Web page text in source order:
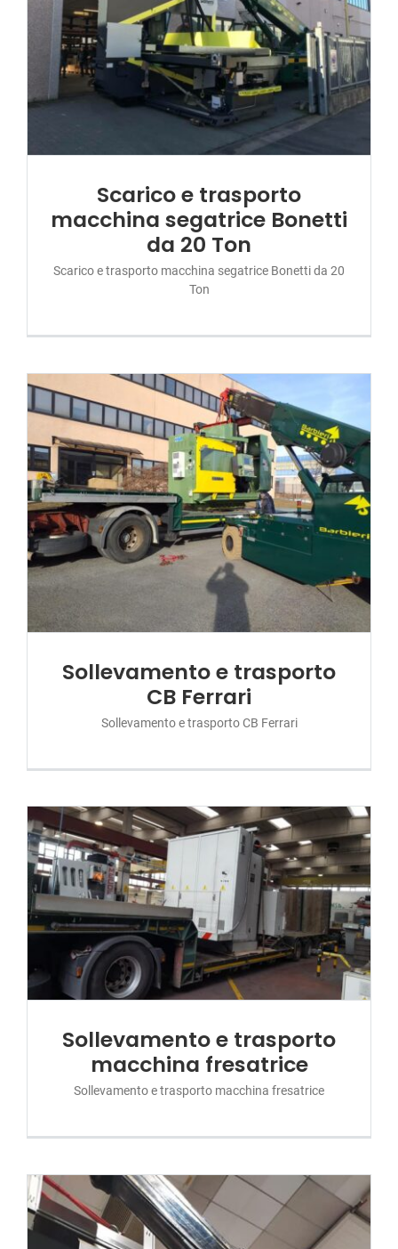
Scarico e trasporto
macchina segatrice Bonetti
da 20 Ton
Scarico e trasporto macchina segatrice Bonetti da 20
Ton
Sollevamento e trasporto
CB Ferrari
Sollevamento e trasporto CB Ferrari
Sollevamento e trasporto
macchina fresatrice
Sollevamento e trasporto macchina fresatrice